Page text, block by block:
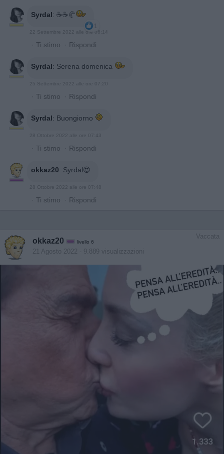
Syrdal: ☕️☕️🥐
1
22 Settembre 2022 alle ore 06:14
· Ti stimo · Rispondi
Syrdal: Serena domenica
25 Settembre 2022 alle ore 07:20
· Ti stimo · Rispondi
Syrdal: Buongiorno
28 Ottobre 2022 alle ore 07:43
· Ti stimo · Rispondi
okkaz20: Syrdal😍
28 Ottobre 2022 alle ore 07:48
· Ti stimo · Rispondi
Vaccata
okkaz20 livello 6
21 Agosto 2022 - 9.889 visualizzazioni